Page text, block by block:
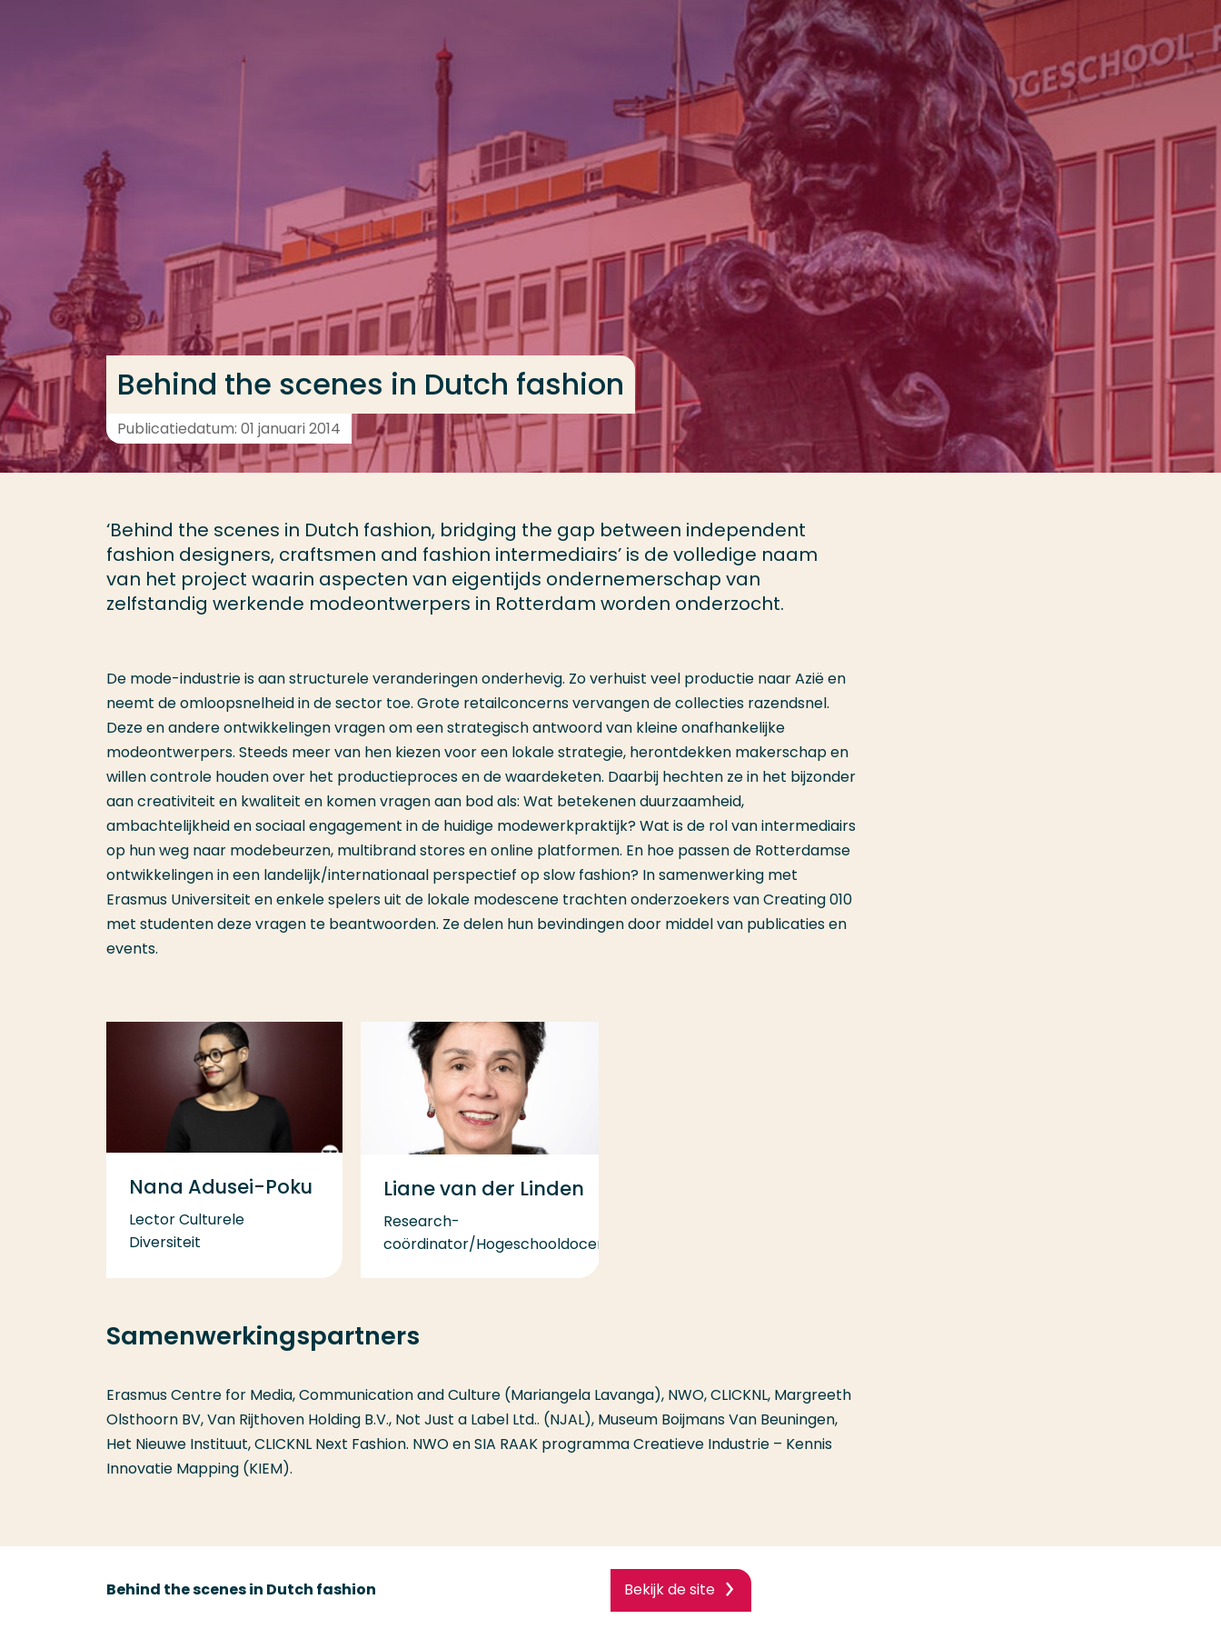
Behind the scenes in Dutch fashion
Publicatiedatum: 01 januari 2014
‘Behind the scenes in Dutch fashion, bridging the gap between independent
fashion designers, craftsmen and fashion intermediairs’ is de volledige naam
van het project waarin aspecten van eigentijds ondernemerschap van
zelfstandig werkende modeontwerpers in Rotterdam worden onderzocht.
De mode-industrie is aan structurele veranderingen onderhevig. Zo verhuist veel productie naar Azië en
neemt de omloopsnelheid in de sector toe. Grote retailconcerns vervangen de collecties razendsnel.
Deze en andere ontwikkelingen vragen om een strategisch antwoord van kleine onafhankelijke
modeontwerpers. Steeds meer van hen kiezen voor een lokale strategie, herontdekken makerschap en
willen controle houden over het productieproces en de waardeketen. Daarbij hechten ze in het bijzonder
aan creativiteit en kwaliteit en komen vragen aan bod als: Wat betekenen duurzaamheid,
ambachtelijkheid en sociaal engagement in de huidige modewerkpraktijk? Wat is de rol van intermediairs
op hun weg naar modebeurzen, multibrand stores en online platformen. En hoe passen de Rotterdamse
ontwikkelingen in een landelijk/internationaal perspectief op slow fashion? In samenwerking met
Erasmus Universiteit en enkele spelers uit de lokale modescene trachten onderzoekers van Creating 010
met studenten deze vragen te beantwoorden. Ze delen hun bevindingen door middel van publicaties en
events.
Nana Adusei-Poku
Lector Culturele
Diversiteit
Liane van der Linden
Research-
coördinator/Hogeschooldocen
Samenwerkingspartners
Erasmus Centre for Media, Communication and Culture (Mariangela Lavanga), NWO, CLICKNL, Margreeth
Olsthoorn BV, Van Rijthoven Holding B.V., Not Just a Label Ltd.. (NJAL), Museum Boijmans Van Beuningen,
Het Nieuwe Instituut, CLICKNL Next Fashion. NWO en SIA RAAK programma Creatieve Industrie – Kennis
Innovatie Mapping (KIEM).
Behind the scenes in Dutch fashion Bekijk de site